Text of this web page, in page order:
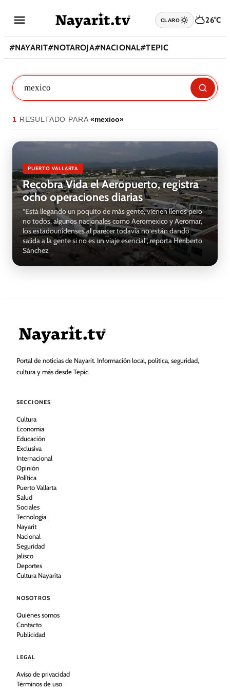
CLARO 26°C
#NAYARIT#NOTAROJA#NACIONAL#TEPIC
1 RESULTADO PARA«mexico»
PUERTO VALLARTA
Recobra Vida el Aeropuerto, registra
ocho operaciones diarias
“Está llegando un poquito de más gente, vienen llenos pero
no todos, algunos nacionales como Aeromexico y Aeromar,
los estadounidenses al parecer todavía no están dando
salida a la gente si no es un viaje esencial”, reporta Heriberto
Sánchez
Portal de noticias de Nayarit. Información local, política, seguridad,
cultura y más desde Tepic.
SECCIONES
Cultura
Economía
Educación
Exclusiva
Internacional
Opinión
Política
Puerto Vallarta
Salud
Sociales
Tecnología
Nayarit
Nacional
Seguridad
Jalisco
Deportes
Cultura Nayarita
NOSOTROS
Quiénes somos
Contacto
Publicidad
LEGAL
Aviso de privacidad
Términos de uso